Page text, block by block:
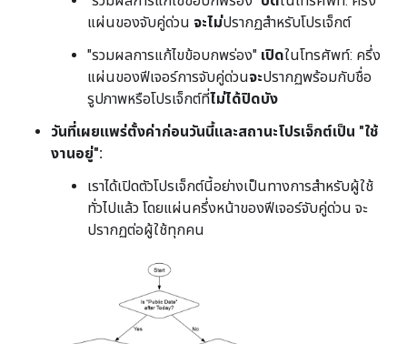
แผ่นของจับคู่ด่วน จะไม่ปรากฏสำหรับโปรเจ็กต์
"รวมผลการแก้ไขข้อบกพร่อง" เปิดในโทรศัพท์: ครึ่ง
แผ่นของฟีเจอร์การจับคู่ด่วนจะปรากฏพร้อมกับชื่อ
รูปภาพหรือโปรเจ็กต์ที่ไม่ได้ปิดบัง
วันที่เผยแพร่ตั้งค่าก่อนวันนี้และสถานะโปรเจ็กต์เป็น "ใช้
งานอยู่":
เราได้เปิดตัวโปรเจ็กต์นี้อย่างเป็นทางการสำหรับผู้ใช้
ทั่วไปแล้ว โดยแผ่นครึ่งหน้าของฟีเจอร์จับคู่ด่วน จะ
ปรากฏต่อผู้ใช้ทุกคน